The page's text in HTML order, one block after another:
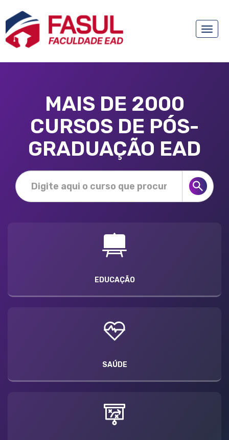
Toggle
MAIS DE 2000
CURSOS DE PÓS-
GRADUAÇÃO EAD
EDUCAÇÃO
SAÚDE